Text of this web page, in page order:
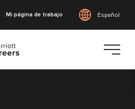
Mi página de trabajo Español